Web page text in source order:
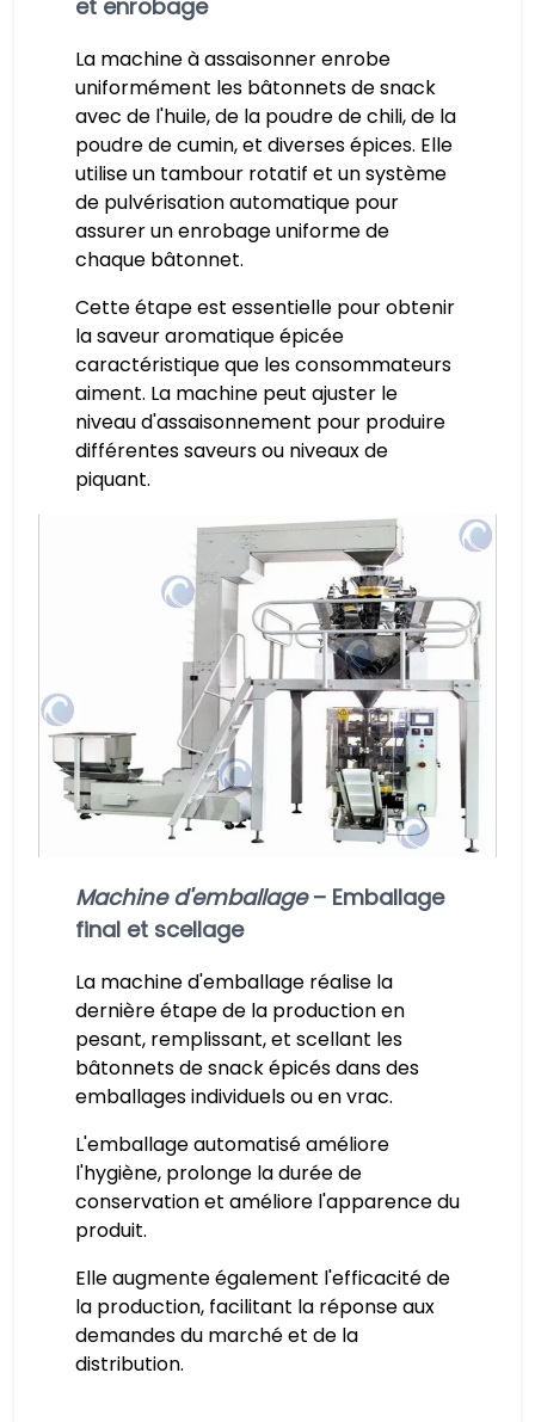
et enrobage
La machine à assaisonner enrobe
uniformément les bâtonnets de snack
avec de l'huile, de la poudre de chili, de la
poudre de cumin, et diverses épices. Elle
utilise un tambour rotatif et un système
de pulvérisation automatique pour
assurer un enrobage uniforme de
chaque bâtonnet.
Cette étape est essentielle pour obtenir
la saveur aromatique épicée
caractéristique que les consommateurs
aiment. La machine peut ajuster le
niveau d'assaisonnement pour produire
différentes saveurs ou niveaux de
piquant.
Machine d'emballage– Emballage
final et scellage
La machine d'emballage réalise la
dernière étape de la production en
pesant, remplissant, et scellant les
bâtonnets de snack épicés dans des
emballages individuels ou en vrac.
L'emballage automatisé améliore
l'hygiène, prolonge la durée de
conservation et améliore l'apparence du
produit.
Elle augmente également l'efficacité de
la production, facilitant la réponse aux
demandes du marché et de la
distribution.